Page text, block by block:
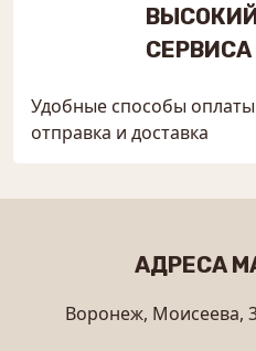
Удобные способы оплаты
отправка и доставка
АДРЕСА
Воронеж, Моисеева,